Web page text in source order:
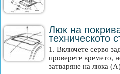
Люк на
техническото
1. Включете серво
проверете времето,
затваряне на люка